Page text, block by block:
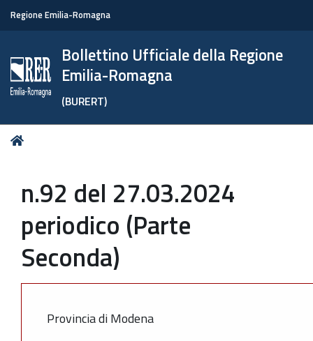
Regione Emilia-Romagna
Bollettino Ufficiale della Regione
Emilia-Romagna
(BURERT)
Tu
n.92 del 27.03.2024
periodico (Parte
Seconda)
Provincia di Modena